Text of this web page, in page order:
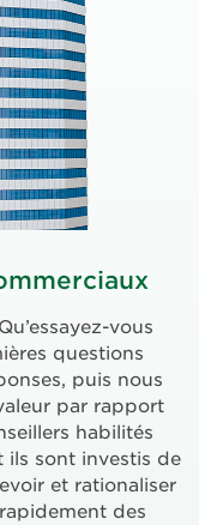
vous
questions
puis nous
par rapport
habilités
ils sont investis de
et rationaliser
des